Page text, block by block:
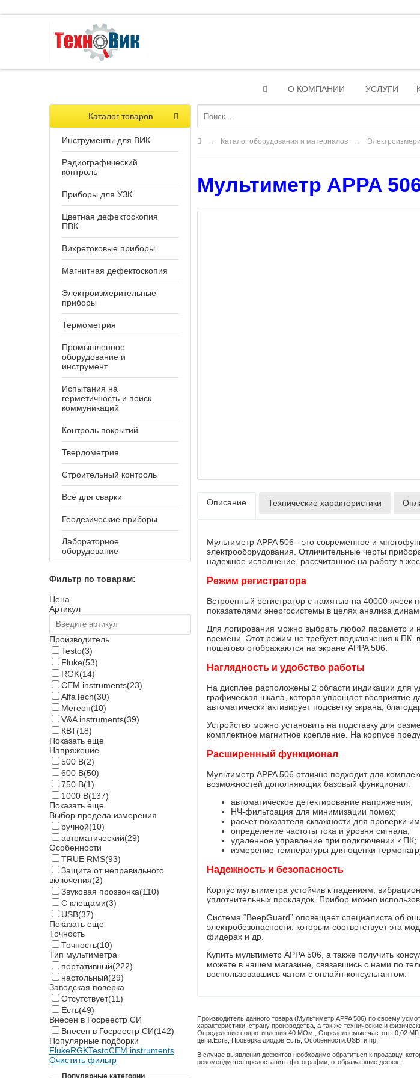
О КОМПАНИИ УСЛУГИ
Каталог товаров
Инструменты для ВИК
Радиографический
контроль
Приборы для УЗК
Цветная дефектоскопия
ПВК
Вихретоковые приборы
Магнитная дефектоскопия
Электроизмерительные
приборы
Термометрия
Промышленное
оборудование и
инструмент
Испытания на
герметичность и поиск
коммуникаций
Контроль покрытий
Твердометрия
Строительный контроль
Всё для сварки
Геодезические приборы
Лабораторное
оборудование
Фильтр по товарам:
Цена
Артикул
Производитель
Testo(3)
Fluke(53)
RGK(14)
CEM instruments(23)
AlfaTech(30)
Мегеон(10)
V&A instruments(39)
КВТ(18)
Показать еще
Напряжение
500 В(2)
600 В(50)
750 В(1)
1000 В(137)
Показать еще
Выбор предела измерения
ручной(10)
автоматический(29)
Особенности
TRUE RMS(93)
Защита от неправильного
включения(2)
Звуковая прозвонка(110)
С клещами(3)
USB(37)
Показать еще
Точность
Точность(10)
Тип мультиметра
портативный(222)
настольный(29)
Заводская поверка
Отсутствует(11)
Есть(49)
Внесен в Госреестр СИ
Внесен в Госреестр СИ(142)
Популярные подборки
FlukeRGKTestoCEM instruments
Очистить фильтр
→ Каталог оборудования и материалов →
Мультиметр APPA
Описание Технические характеристики
Мультиметр APPA 506 - это современное и
электрооборудования. Отличительные черты
надежное исполнение, рассчитанное на работу в
Режим регистратора
Встроенный регистратор с памятью на 40000 ячеек
показателями энергосистемы в целях анализа
Для логирования можно выбрать любой параметр и
времени. Этот режим не требует подключения к ПК,
пошагово отображаются на экране APPA 506.
Наглядность и удобство работы
На дисплее расположены 2 области индикации для
графическая шкала, которая упрощает восприятие
автоматически активирует подсветку экрана,
Устройство можно установить на подставку для
комплектное магнитное крепление. На корпусе
Расширенный функционал
Мультиметр APPA 506 отлично подходит для
возможностей дополняющих базовый функционал:
автоматическое детектирование напряжения;
НЧ-фильтрация для минимизации помех;
расчет показателя скважности для проверки
определение частоты тока и уровня сигнала;
удаленное управление при подключении к ПК;
измерение температуры для оценки
Надежность и безопасность
Корпус мультиметра устойчив к падениям,
уплотнительных прокладок. Прибор можно
Система “BeepGuard” оповещает специалиста об
электробезопасности, которым соответствует эта
фидерах и др.
Купить мультиметр APPA 506, а также получить
можете в нашем магазине, связавшись с нами по
воспользовавшись чатом с онлайн-консультантом.
Производитель данного товара (Мультиметр APPA 506) по своему
характеристики, страну производства, а так же технические и
Определение сопротивления:40 МОм Определяемые частоты:0,02
цепи:Есть Проверка диодов:Есть Особенности:USB , и пр.
В случае выявления дефектов необходимо обратиться к продавцу,
рекомендуется предоставить фотографии, отображающие дефект.